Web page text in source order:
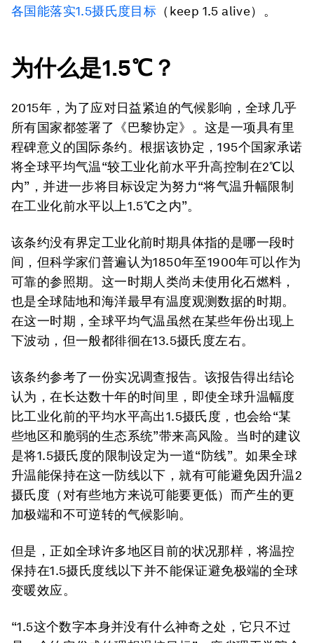
各国能落实1.5摄氏度目标 （keep 1.5 alive）。
为什么是1.5℃？
2015年，为了应对日益紧迫的气候影响，全球几乎
所有国家都签署了《巴黎协定》。这是一项具有里
程碑意义的国际条约。根据该协定，195个国家承诺
将全球平均气温“较工业化前水平升高控制在2℃以
内”，并进一步将目标设定为努力“将气温升幅限制
在工业化前水平以上1.5℃之内”。
该条约没有界定工业化前时期具体指的是哪一段时
间，但科学家们普遍认为1850年至1900年可以作为
可靠的参照期。这一时期人类尚未使用化石燃料，
也是全球陆地和海洋最早有温度观测数据的时期。
在这一时期，全球平均气温虽然在某些年份出现上
下波动，但一般都徘徊在13.5摄氏度左右。
该条约参考了一份实况调查报告。该报告得出结论
认为，在长达数十年的时间里，即使全球升温幅度
比工业化前的平均水平高出1.5摄氏度，也会给“某
些地区和脆弱的生态系统”带来高风险。当时的建议
是将1.5摄氏度的限制设定为一道“防线”。如果全球
升温能保持在这一防线以下，就有可能避免因升温2
摄氏度（对有些地方来说可能要更低）而产生的更
加极端和不可逆转的气候影响。
但是，正如全球许多地区目前的状况那样 ，将温控
保持在1.5摄氏度线以下并不能保证避免极端的全球
变暖效应。
“1.5这个数字本身并没有什么神奇之处，它只不过